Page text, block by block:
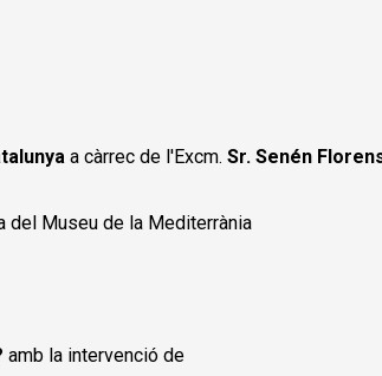
a càrrec de l'Excm. Sr. Senén
del Museu de la Mediterrània
amb la intervenció de